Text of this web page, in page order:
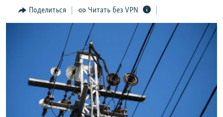
поискуИНФОГРАФИКА
ТЕЛЕПРОЕКТ КРЫМ.РЕАЛИИ
СОВЕТЫ ПРАВОЗАЩИТНИКОВ
ПРОПАВШИЕ БЕЗ ВЕСТИ
ПОБЕДИТЕЛЕЙ НЕ СУДЯТ?
КРЫМ.НЕПОКОРЕННЫЙ
КАК ОБОЙТИ БЛОКИРОВКУ
ПРИСОЕДИНЯЙТЕСЬ!
Поделиться Читать без VPN